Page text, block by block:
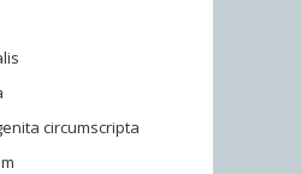
circumscripta